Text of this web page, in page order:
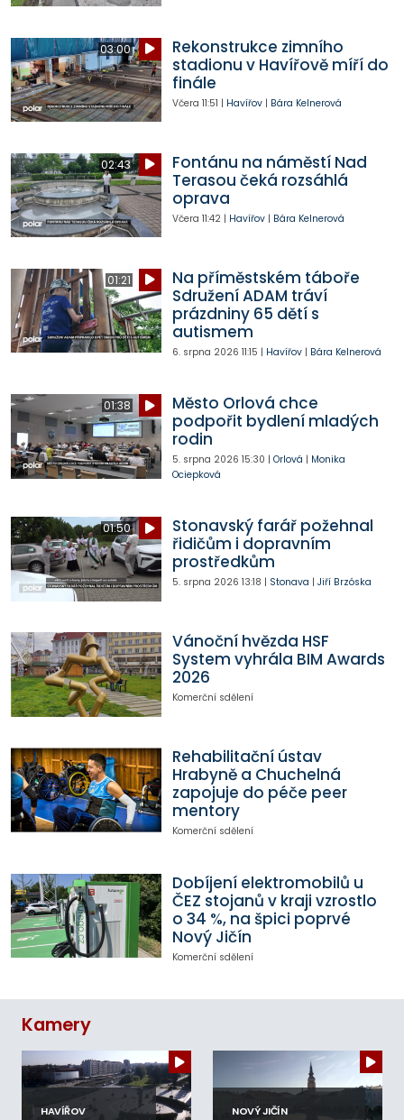
03:00
Rekonstrukce zimního
stadionu v Havířově míří do
finále
Včera 11:51 | Havířov| Bára Kelnerová
02:43
Fontánu na náměstí Nad
Terasou čeká rozsáhlá
oprava
Včera 11:42| Havířov| Bára Kelnerová
01:21
Na příměstském táboře
Sdružení ADAM tráví
prázdniny 65 dětí s
autismem
6. srpna 2026 11:15 | Havířov| Bára Kelnerová
01:38
Město Orlová chce
podpořit bydlení mladých
rodin
5. srpna 2026 15:30 | Orlová | Monika
Ociepková
01:50
Stonavský farář požehnal
řidičům i dopravním
prostředkům
5. srpna 2026 13:18 | Stonava | Jiří Brzóska
Vánoční hvězda HSF
System vyhrála BIM Awards
2026
Komerční sdělení
Rehabilitační ústav
Hrabyně a Chuchelná
zapojuje do péče peer
mentory
Komerční sdělení
Dobíjení elektromobilů u
ČEZ stojanů v kraji vzrostlo
o 34 %, na špici poprvé
Nový Jičín
Komerční sdělení
Kamery
HAVÍŘOV NOVÝ JIČÍN